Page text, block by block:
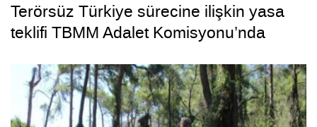
Terörsüz Türkiye sürecine ilişkin yasa
teklifi TBMM Adalet Komisyonu’nda